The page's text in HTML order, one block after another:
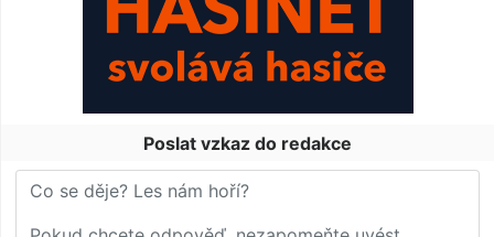
Poslat vzkaz do redakce